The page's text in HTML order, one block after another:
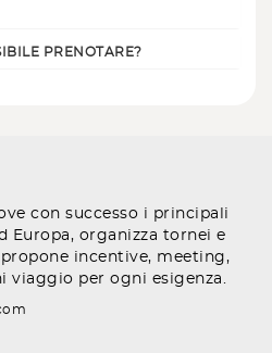
PRENOTARE?
con successo i principali
Europa, organizza tornei e
incentive, meeting,
viaggio per ogni esigenza.